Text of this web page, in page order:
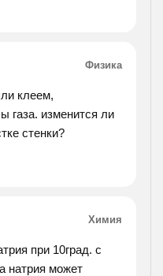
Физика
клеем,
газа. изменится ли
стенки?
Химия
при 10град. с
натрия может